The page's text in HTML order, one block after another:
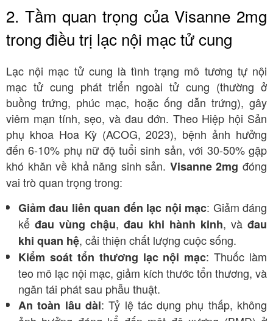
2. Tầm quan trọng của Visanne 2mg
trong điều trị lạc nội mạc tử cung
Lạc nội mạc tử cung là tình trạng mô tương tự nội
mạc tử cung phát triển ngoài tử cung (thường ở
buồng trứng, phúc mạc, hoặc ống dẫn trứng), gây
viêm mạn tính, sẹo, và đau đớn. Theo Hiệp hội Sản
phụ khoa Hoa Kỳ (ACOG, 2023), bệnh ảnh hưởng
đến 6-10% phụ nữ độ tuổi sinh sản, với 30-50% gặp
khó khăn về khả năng sinh sản. Visanne 2mg đóng
vai trò quan trọng trong:
Giảm đau liên quan đến lạc nội mạc: Giảm đáng
kểđau vùng chậu,đau khi hành kinh, vàđau
khi quan hệ, cải thiện chất lượng cuộc sống.
Kiểm soát tổn thương lạc nội mạc: Thuốc làm
teo mô lạc nội mạc, giảm kích thước tổn thương, và
ngăn tái phát sau phẫu thuật.
An toàn lâu dài: Tỷ lệ tác dụng phụ thấp, không